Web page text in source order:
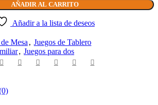
AÑADIR AL CARRITO
Añadir a la lista de deseos
Mesa , Juegos de Tablero
, Juegos para dos